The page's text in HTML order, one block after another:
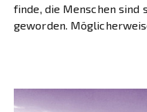
finde, die Menschen sind
geworden.